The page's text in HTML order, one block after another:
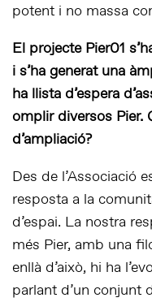
potent i no massa
El projecte Pier01
i s’ha generat una
ha llista d’espera
omplir diversos Pier.
d’ampliació?
Des de l’Associació
resposta a la
d’espai. La nostra
més Pier, amb una
enllà d’això, hi ha
parlant d’un conjunt